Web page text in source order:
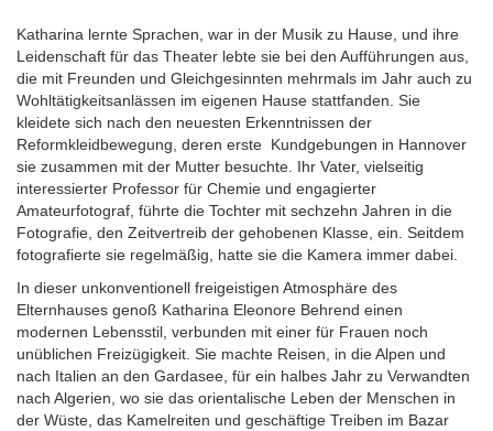
Katharina lernte Sprachen, war in der Musik zu Hause, und ihre
Leidenschaft für das Theater lebte sie bei den Aufführungen aus,
die mit Freunden und Gleichgesinnten mehrmals im Jahr auch zu
Wohltätigkeitsanlässen im eigenen Hause stattfanden. Sie
kleidete sich nach den neuesten Erkenntnissen der
Reformkleidbewegung, deren erste Kundgebungen in Hannover
sie zusammen mit der Mutter besuchte. Ihr Vater, vielseitig
interessierter Professor für Chemie und engagierter
Amateurfotograf, führte die Tochter mit sechzehn Jahren in die
Fotografie, den Zeitvertreib der gehobenen Klasse, ein. Seitdem
fotografierte sie regelmäßig, hatte sie die Kamera immer dabei.
In dieser unkonventionell freigeistigen Atmosphäre des
Elternhauses genoß Katharina Eleonore Behrend einen
modernen Lebensstil, verbunden mit einer für Frauen noch
unüblichen Freizügigkeit. Sie machte Reisen, in die Alpen und
nach Italien an den Gardasee, für ein halbes Jahr zu Verwandten
nach Algerien, wo sie das orientalische Leben der Menschen in
der Wüste, das Kamelreiten und geschäftige Treiben im Bazar